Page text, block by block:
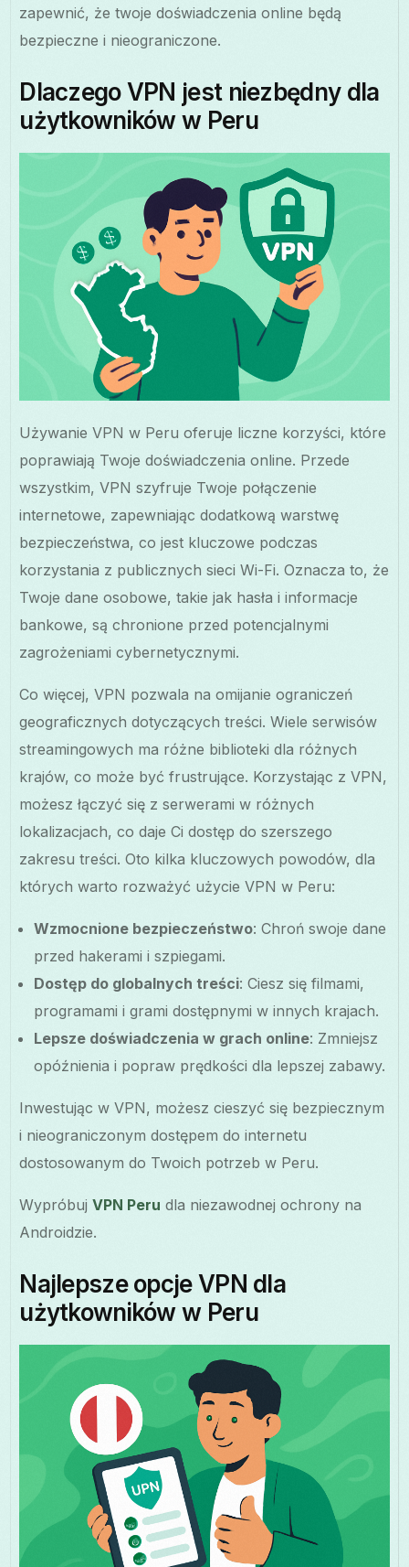
zapewnić, że twoje doświadczenia online będą
bezpieczne i nieograniczone.
Dlaczego VPN jest niezbędny dla
użytkowników w Peru
Używanie VPN w Peru oferuje liczne korzyści, które
poprawiają Twoje doświadczenia online. Przede
wszystkim, VPN szyfruje Twoje połączenie
internetowe, zapewniając dodatkową warstwę
bezpieczeństwa, co jest kluczowe podczas
korzystania z publicznych sieci Wi-Fi. Oznacza to, że
Twoje dane osobowe, takie jak hasła i informacje
bankowe, są chronione przed potencjalnymi
zagrożeniami cybernetycznymi.
Co więcej, VPN pozwala na omijanie ograniczeń
geograficznych dotyczących treści. Wiele serwisów
streamingowych ma różne biblioteki dla różnych
krajów, co może być frustrujące. Korzystając z VPN,
możesz łączyć się z serwerami w różnych
lokalizacjach, co daje Ci dostęp do szerszego
zakresu treści. Oto kilka kluczowych powodów, dla
których warto rozważyć użycie VPN w Peru:
Wzmocnione bezpieczeństwo: Chroń swoje dane
przed hakerami i szpiegami.
Dostęp do globalnych treści: Ciesz się filmami,
programami i grami dostępnymi w innych krajach.
Lepsze doświadczenia w grach online: Zmniejsz
opóźnienia i popraw prędkości dla lepszej zabawy.
Inwestując w VPN, możesz cieszyć się bezpiecznym
i nieograniczonym dostępem do internetu
dostosowanym do Twoich potrzeb w Peru.
WypróbujVPN Peru dla niezawodnej ochrony na
Androidzie.
Najlepsze opcje VPN dla
użytkowników w Peru